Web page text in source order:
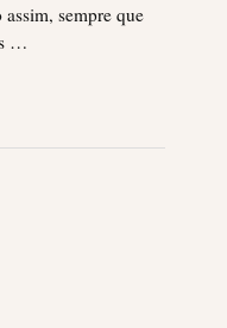
sempre que
…